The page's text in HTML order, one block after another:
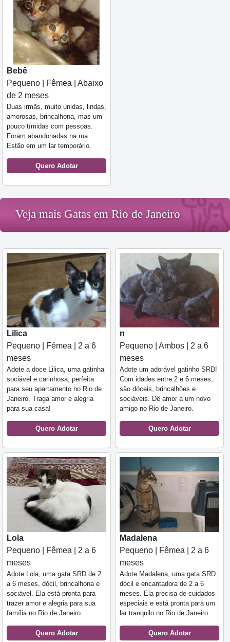
Bebê
Pequeno | Fêmea | Abaixo
de 2 meses
Duas irmãs, muito unidas, lindas,
amorosas, brincalhona, mas um
pouco tímidas com pessoas.
Foram abandonadas na rua.
Estão em um lar temporário.
Quero Adotar
Veja mais Gatas em Rio de Janeiro
Lilica
Pequeno | Fêmea | 2 a 6
meses
Adote a doce Lilica, uma gatinha
sociável e carinhosa, perfeita
para seu apartamento no Rio de
Janeiro. Traga amor e alegria
para sua casa!
Quero Adotar
n
Pequeno | Ambos | 2 a 6
meses
Adote um adorável gatinho SRD!
Com idades entre 2 e 6 meses,
são dóceis, brincalhões e
sociáveis. Dê amor a um novo
amigo no Rio de Janeiro.
Quero Adotar
Lola
Pequeno | Fêmea | 2 a 6
meses
Adote Lola, uma gata SRD de 2
a 6 meses, dócil, brincalhona e
sociável. Ela está pronta para
trazer amor e alegria para sua
família no Rio de Janeiro.
Quero Adotar
Madalena
Pequeno | Fêmea | 2 a 6
meses
Adote Madalena, uma gata SRD
dócil e encantadora de 2 a 6
meses. Ela precisa de cuidados
especiais e está pronta para um
lar tranquilo no Rio de Janeiro.
Quero Adotar